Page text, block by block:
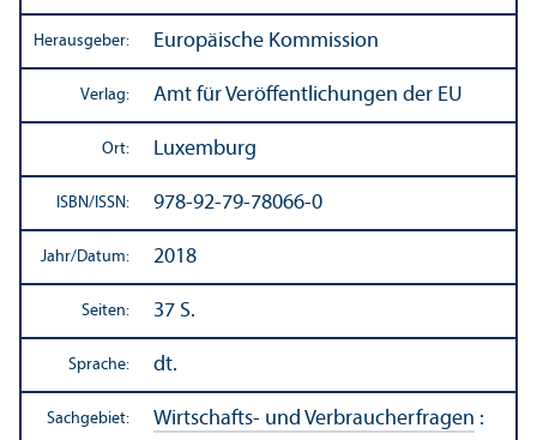
Herausgeber: Europäische Kommission
Verlag: Amt für Veröffentlichungen der EU
Ort: Luxemburg
ISBN/ ISSN: 978-92-79-78066-0
Jahr/Datum: 2018
Seiten: 37 S.
Sprache: dt.
Sachgebiet: Wirtschafts- und Verbraucherfragen :